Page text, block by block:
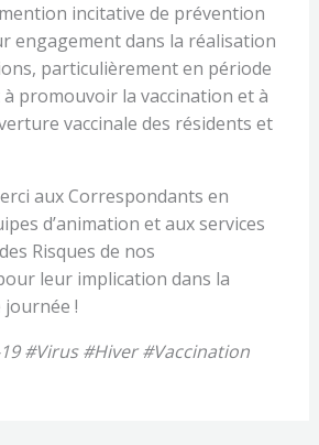
mention incitative de prévention
engagement dans la réalisation
particulièrement en période
promouvoir la vaccination et à
vaccinale des résidents et
aux Correspondants en
d’animation et aux services
Risques de nos
leur implication dans la
journée !
#Virus #Hiver #Vaccination